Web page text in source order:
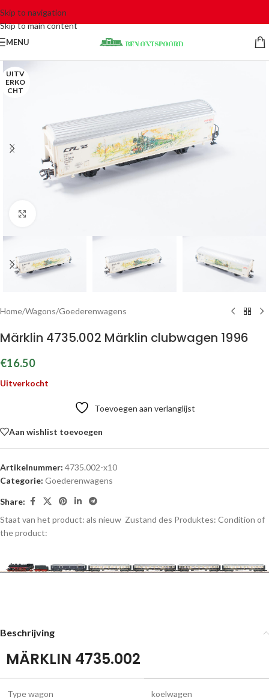
Skip to navigation
Skip to main content
MENU
UITV
ERKO
CHT
Home/Wagons/Goederenwagens
Märklin 4735.002 Märklin clubwagen 1996
€16.50
Uitverkocht
Toevoegen aan verlanglijst
Aan wishlist toevoegen
Artikelnummer: 4735.002-x10
Categorie: Goederenwagens
Share:
Staat van het product: als nieuw Zustand des Produktes: Condition of
the product:
Beschrijving
MÄRKLIN 4735.002
Type wagon koelwagen